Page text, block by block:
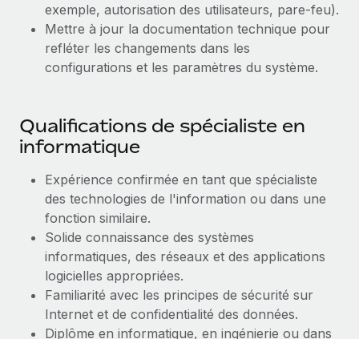
exemple, autorisation des utilisateurs, pare-feu).
Mettre à jour la documentation technique pour
refléter les changements dans les
configurations et les paramètres du système.
Qualifications de spécialiste en
informatique
Expérience confirmée en tant que spécialiste
des technologies de l'information ou dans une
fonction similaire.
Solide connaissance des systèmes
informatiques, des réseaux et des applications
logicielles appropriées.
Familiarité avec les principes de sécurité sur
Internet et de confidentialité des données.
Diplôme en informatique, en ingénierie ou dans